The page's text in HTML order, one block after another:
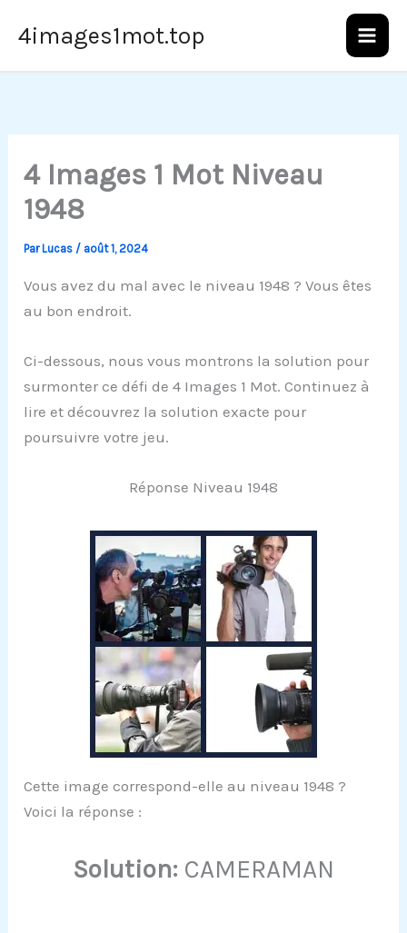
4images1mot.top
4 Images 1 Mot Niveau
1948
ParLucas / août 1, 2024
Vous avez du mal avec le niveau 1948 ? Vous êtes
au bon endroit.
Ci-dessous, nous vous montrons la solution pour
surmonter ce défi de 4 Images 1 Mot. Continuez à
lire et découvrez la solution exacte pour
poursuivre votre jeu.
Réponse Niveau 1948
Cette image correspond-elle au niveau 1948 ?
Voici la réponse :
Solution: CAMERAMAN